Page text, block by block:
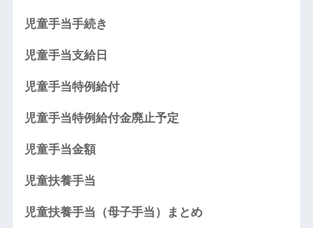
児童手当手続き
児童手当支給日
児童手当特例給付
児童手当特例給付金廃止予定
児童手当金額
児童扶養手当
児童扶養手当（母子手当）まとめ